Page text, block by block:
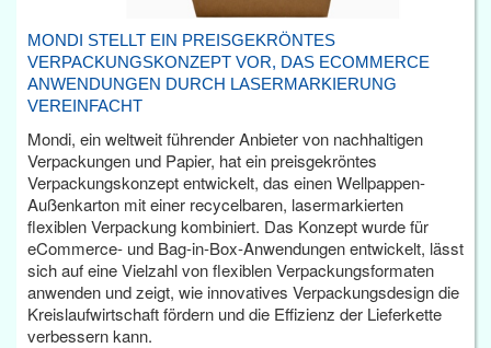
MONDI STELLT EIN PREISGEKRÖNTES
VERPACKUNGSKONZEPT VOR, DAS ECOMMERCE
ANWENDUNGEN DURCH LASERMARKIERUNG
VEREINFACHT
Mondi, ein weltweit führender Anbieter von nachhaltigen
Verpackungen und Papier, hat ein preisgekröntes
Verpackungskonzept entwickelt, das einen Wellpappen-
Außenkarton mit einer recycelbaren, lasermarkierten
flexiblen Verpackung kombiniert. Das Konzept wurde für
eCommerce- und Bag-in-Box-Anwendungen entwickelt, lässt
sich auf eine Vielzahl von flexiblen Verpackungsformaten
anwenden und zeigt, wie innovatives Verpackungsdesign die
Kreislaufwirtschaft fördern und die Effizienz der Lieferkette
verbessern kann.